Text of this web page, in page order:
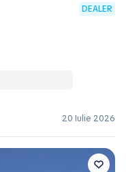
DEALER
20 Iulie 2026